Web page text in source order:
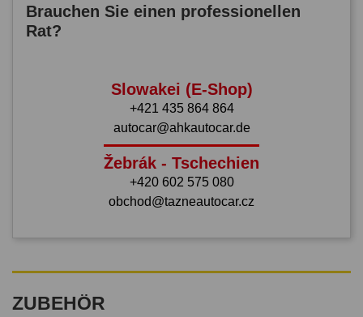
Brauchen Sie einen professionellen
Rat?
Slowakei (E-Shop)
+421 435 864 864
autocar@ahkautocar.de
Žebrák - Tschechien
+420 602 575 080
obchod@tazneautocar.cz
ZUBEHÖR